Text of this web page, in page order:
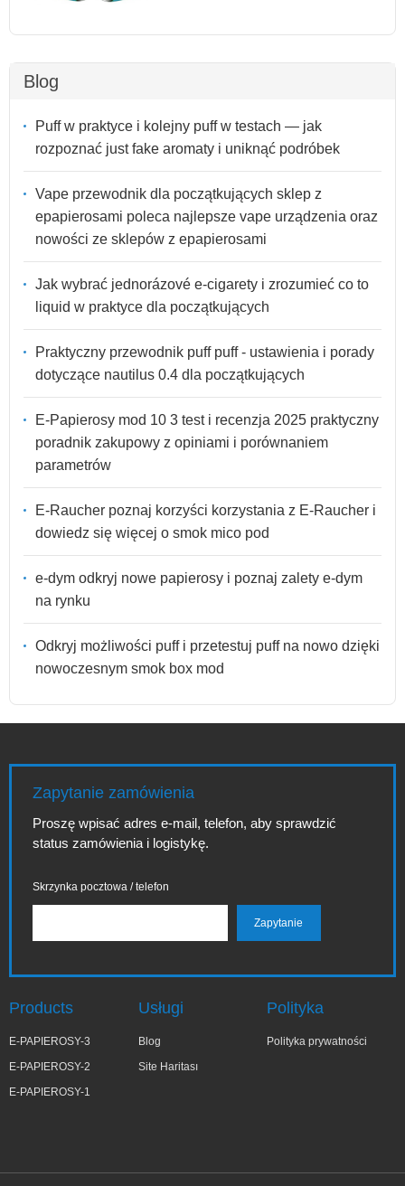
Blog
Puff w praktyce i kolejny puff w testach — jak
rozpoznać just fake aromaty i uniknąć podróbek
Vape przewodnik dla początkujących sklep z
epapierosami poleca najlepsze vape urządzenia oraz
nowości ze sklepów z epapierosami
Jak wybrać jednorázové e-cigarety i zrozumieć co to
liquid w praktyce dla początkujących
Praktyczny przewodnik puff puff - ustawienia i porady
dotyczące nautilus 0.4 dla początkujących
E-Papierosy mod 10 3 test i recenzja 2025 praktyczny
poradnik zakupowy z opiniami i porównaniem
parametrów
E-Raucher poznaj korzyści korzystania z E-Raucher i
dowiedz się więcej o smok mico pod
e-dym odkryj nowe papierosy i poznaj zalety e-dym
na rynku
Odkryj możliwości puff i przetestuj puff na nowo dzięki
nowoczesnym smok box mod
Zapytanie zamówienia
Proszę wpisać adres e-mail, telefon, aby sprawdzić
status zamówienia i logistykę.
Skrzynka pocztowa / telefon
Products
E-PAPIEROSY-3
E-PAPIEROSY-2
E-PAPIEROSY-1
Usługi
Blog
Site Haritası
Polityka
Polityka prywatności